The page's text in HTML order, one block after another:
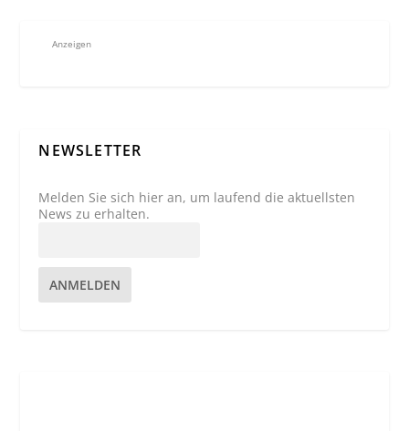
Anzeigen
NEWSLETTER
Melden Sie sich hier an, um laufend die aktuellsten
News zu erhalten.
ANMELDEN